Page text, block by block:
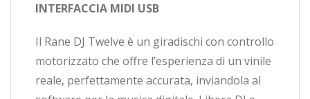
INTERFACCIA MIDI USB
Il Rane DJ Twelve è un giradischi con controllo
motorizzato che offre l’esperienza di un vinile
reale, perfettamente accurata, inviandola al